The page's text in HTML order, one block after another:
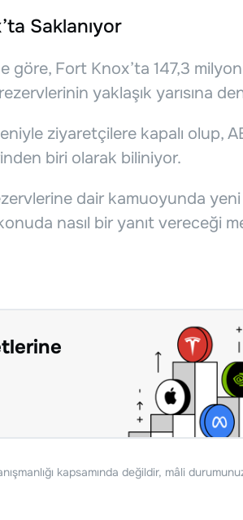
Saklanıyor
göre, Fort Knox’ta 147,3
yaklaşık yarısına
ziyaretçilere kapalı olup,
biri olarak biliniyor.
dair kamuoyunda
nasıl bir yanıt vereceği
kapsamında değildir, mâli